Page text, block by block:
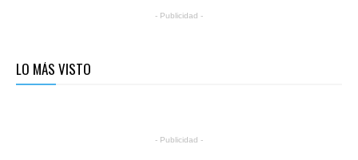
- Publicidad -
LO MÁS VISTO
- Publicidad -